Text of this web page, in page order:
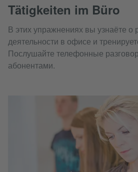
Tätigkeiten im Büro
В этих упражнениях вы узнаёте о
деятельности в офисе и
Послушайте телефонные
абонентами.